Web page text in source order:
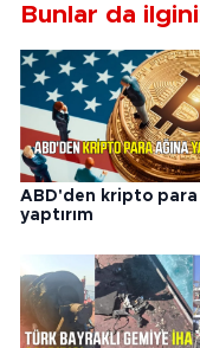
Bunlar da
ABD'den kripto para
yaptırım